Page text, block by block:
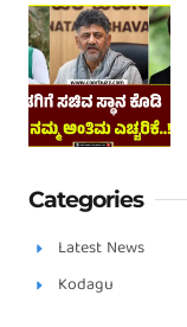
Categories
Latest News
Kodagu